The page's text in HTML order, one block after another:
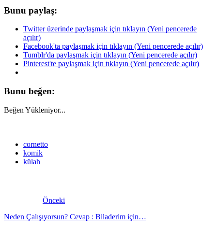
Bunu paylaş:
Twitter üzerinde paylaşmak için tıklayın (Yeni pencerede
açılır)
Facebook'ta paylaşmak için tıklayın (Yeni pencerede açılır)
Tumblr'da paylaşmak için tıklayın (Yeni pencerede açılır)
Pinterest'te paylaşmak için tıklayın (Yeni pencerede açılır)
Bunu beğen:
Beğen Yükleniyor...
cornetto
komik
külah
Önceki
Neden Çalışıyorsun? Cevap : Biladerim için…